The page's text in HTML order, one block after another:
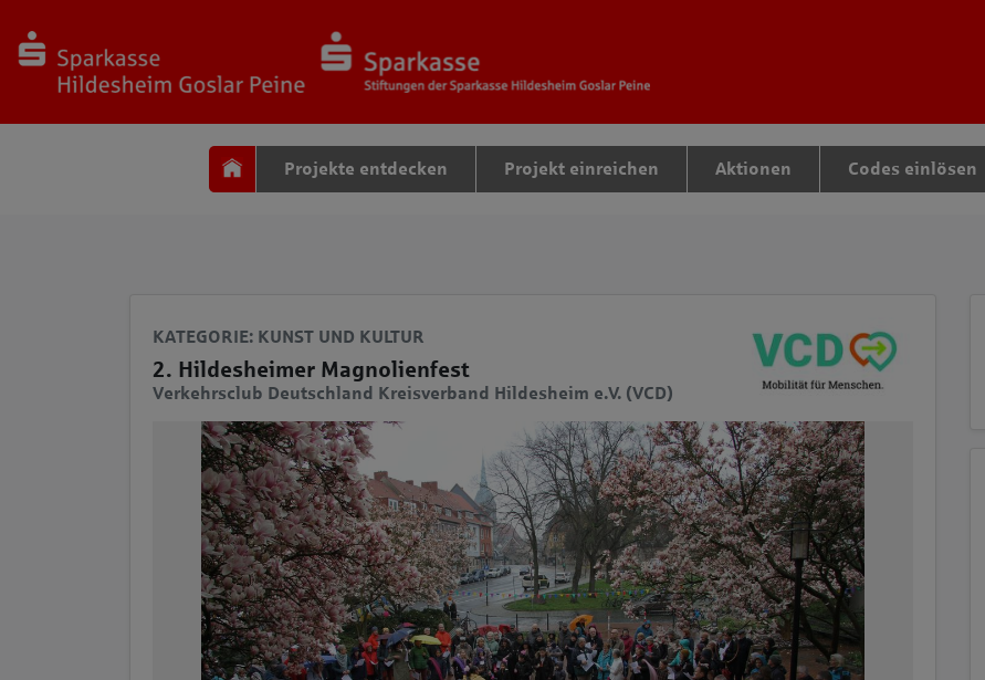
Seite
Projekte entdecken Projekt einreichen Aktionen Codes einlösen
KATEGORIE: KUNST UND KULTUR
2. Hildesheimer Magnolienfest
Verkehrsclub Deutschland Kreisverband Hildesheim e.V. (VCD)